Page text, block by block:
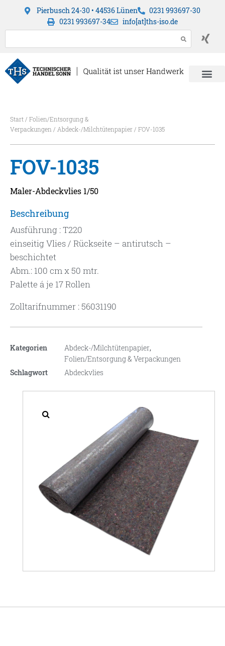
Pierbusch 24-30 • 44536 Lünen
0231 993697-30
0231 993697-34
info[at]ths-iso.de
Start/ Folien/Entsorgung &
Verpackungen / Abdeck-/Milchtütenpapier/ FOV-1035
FOV-1035
Maler-Abdeckvlies 1/50
Beschreibung
Ausführung : T220
einseitig Vlies / Rückseite – antirutsch –
beschichtet
Abm.: 100 cm x 50 mtr.
Palette á je 17 Rollen
Zolltarifnummer : 56031190
Kategorien Abdeck-/Milchtütenpapier,
Folien/Entsorgung & Verpackungen
Schlagwort
Abdeckvlies